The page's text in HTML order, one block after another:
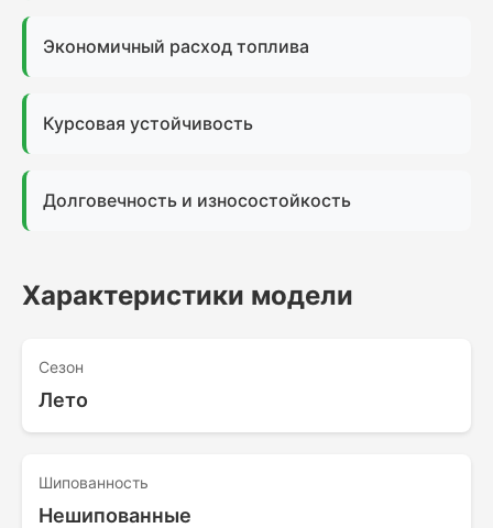
Экономичный расход топлива
Курсовая устойчивость
Долговечность и износостойкость
Характеристики модели
Сезон
Лето
Шипованность
Нешипованные